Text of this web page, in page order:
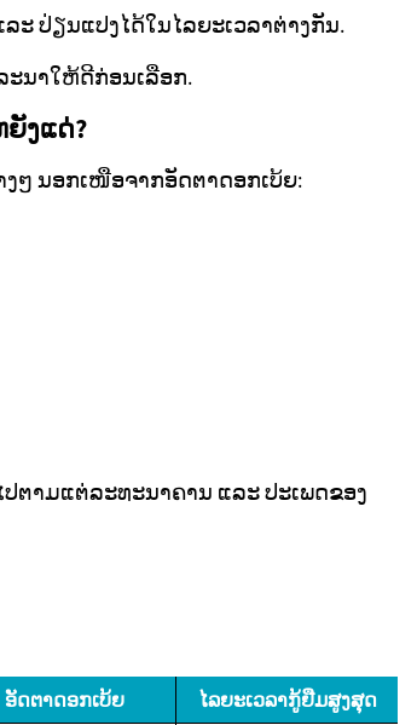
ະ ປ່ຽນແປງໄດ້ໃນໄລຍະເວລາຕ່າງກັນ.
ະນາໃຫ້ດີກ່ອນເລືອກ.
ງແດ່?
ໆ ນອກເໜືອຈາກອັດຕາດອກເບ້ຍ:
ຕາມແຕ່ລະທະນາຄານ ແລະ ປະເພດຂອງ
ອັດຕາດອກເບ້ຍ ໄລຍະເວລາກູ້ຢືມສູງສຸດ